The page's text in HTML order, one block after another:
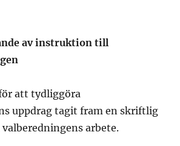
av instruktion till
att tydliggöra
uppdrag tagit fram en skriftlig
arbete.